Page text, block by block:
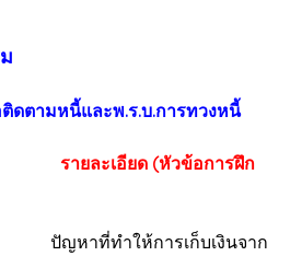
ติดตามหนี้และพ.ร.บ.การทวงหนี้
รายละเอียด (หัวข้อการฝึก
าที่ทำให้การเก็บเงินจาก